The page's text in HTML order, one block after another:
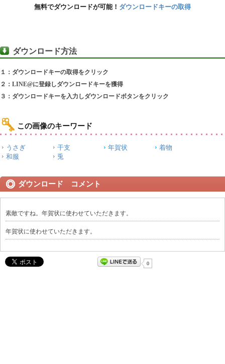
無料でダウンロードが可能！ ダウンロードキーの取得
ダウンロード方法
１：ダウンロードキーの取得をクリック
２：LINE@に登録しダウンロードキーを獲得
３：ダウンロードキーを入力しダウンロードボタンをクリック
この画像のキーワード
うさぎ 干支 年賀状
着物
和服
兎
ダウンロード コメント
素敵ですね。年賀状に使わせていただきます。
年賀状に使わせていただきます。
0